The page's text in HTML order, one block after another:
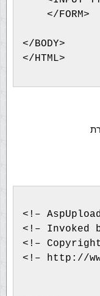
</FORM>
</BODY>
</HTML>
<!–
<!– Invoked
<!–
<!– http://